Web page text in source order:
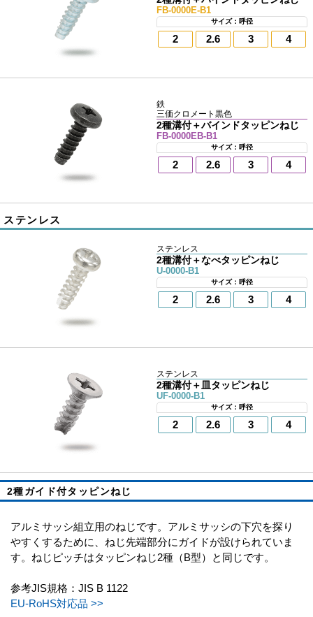
FB-0000E-B1
サイズ：呼径
2 2.6 3 4
鉄
三価クロメート黒色
2種溝付＋バインドタッピンねじ
FB-0000EB-B1
サイズ：呼径
2 2.6 3 4
ステンレス
ステンレス
2種溝付＋なべタッピンねじ
U-0000-B1
サイズ：呼径
2 2.6 3 4
ステンレス
2種溝付＋皿タッピンねじ
UF-0000-B1
サイズ：呼径
2 2.6 3 4
2種ガイド付タッピンねじ
アルミサッシ組立用のねじです。アルミサッシの下穴を探り
やすくするために、ねじ先端部分にガイドが設けられていま
す。ねじピッチはタッピンねじ2種（B型）と同じです。
参考JIS規格：JIS B 1122
EU-RoHS対応品 >>